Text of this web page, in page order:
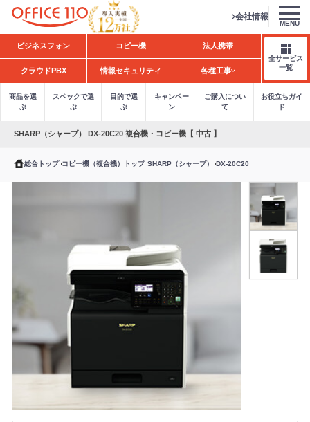
H
o
会社情報
MENU
ビジネスフォン コピー機 法人携帯
クラウドPBX 情報セキュリティ 各種工事
全サービス
一覧
商品を選
ぶ
スペックで選
ぶ
目的で選
ぶ
キャンペー
ン
ご購入につい
て
お役立ちガイ
ド
SHARP（シャープ） DX-20C20 複合機・コピー機【 中古 】
総合トップ コピー機（複合機）トップ SHARP（シャープ） DX-20C20